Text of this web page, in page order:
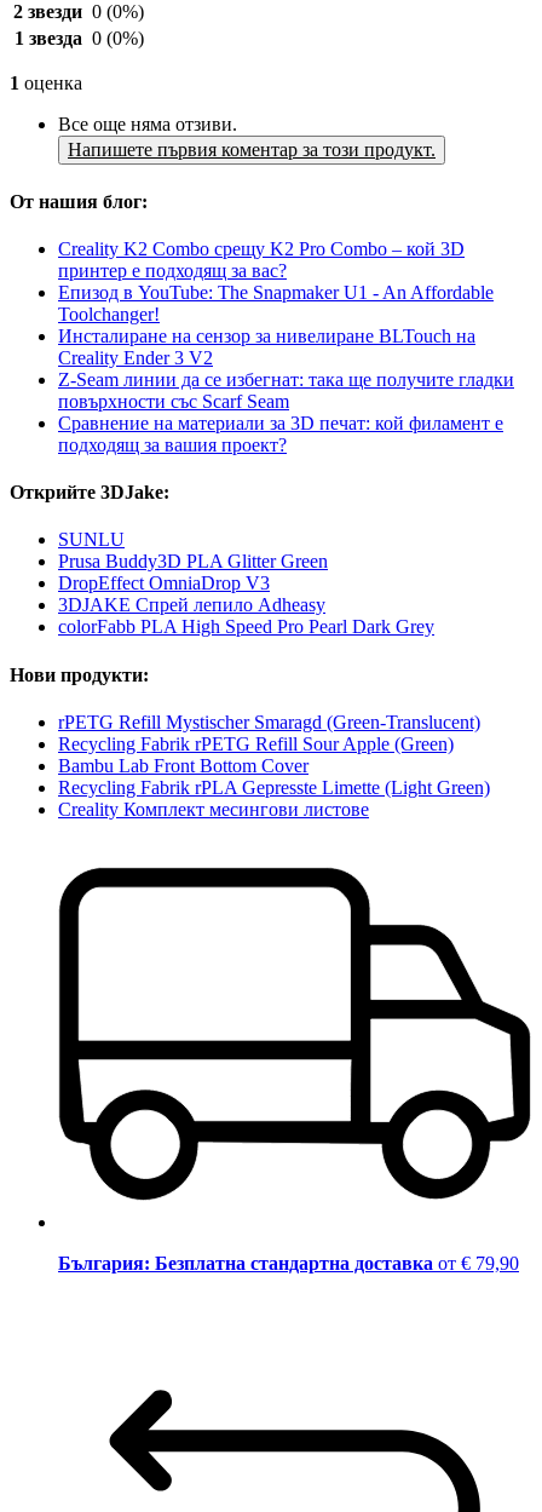
2 звезди 0 (0%)
1 звезда 0 (0%)
1 оценка
Все още няма отзиви.
Напишете първия коментар за този продукт.
От нашия блог:
Creality K2 Combo срещу K2 Pro Combo – кой 3D
принтер е подходящ за вас?
Епизод в YouTube: The Snapmaker U1 - An Affordable
Toolchanger!
Инсталиране на сензор за нивелиране BLTouch на
Creality Ender 3 V2
Z-Seam линии да се избегнат: така ще получите гладки
повърхности със Scarf Seam
Сравнение на материали за 3D печат: кой филамент е
подходящ за вашия проект?
Открийте 3DJake:
SUNLU
Prusa Buddy3D PLA Glitter Green
DropEffect OmniaDrop V3
3DJAKE Спрей лепило Adheasy
colorFabb PLA High Speed Pro Pearl Dark Grey
Нови продукти:
rPETG Refill Mystischer Smaragd (Green-Translucent)
Recycling Fabrik rPETG Refill Sour Apple (Green)
Bambu Lab Front Bottom Cover
Recycling Fabrik rPLA Gepresste Limette (Light Green)
Creality Комплект месингови листове
България: Безплатна стандартна доставка от € 79,90